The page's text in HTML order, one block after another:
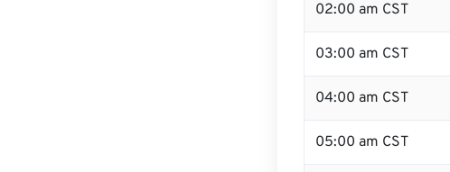
02:00 am CST
03:00 am CST
04:00 am CST
05:00 am CST